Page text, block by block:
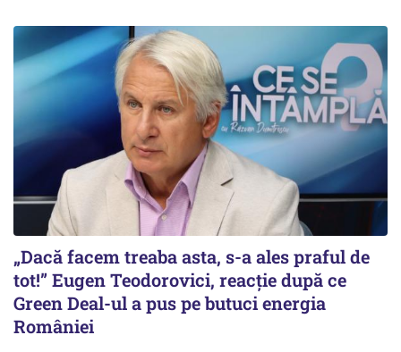
„Dacă facem treaba asta, s-a ales praful de
tot!” Eugen Teodorovici, reacție după ce
Green Deal-ul a pus pe butuci energia
României